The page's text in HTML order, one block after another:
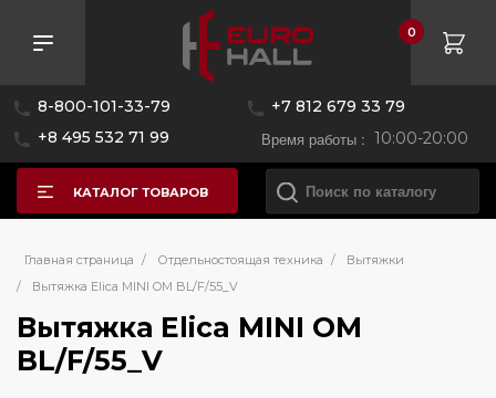
8-800-101-33-79
+7 812 679 33 79
+8 495 532 71 99
Время работы : 10:00-20:00
0
КАТАЛОГ ТОВАРОВ
Главная страница / Отдельностоящая техника /
Вытяжки
/
Вытяжка Elica MINI OM BL/F/55_V
Вытяжка Elica MINI OM
BL/F/55_V